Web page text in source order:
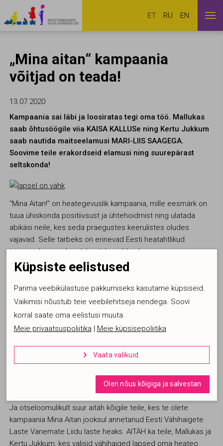
ET RU EN
„Mina aitan“ kampaania
võitjad on teada!
13.07.2020
Kampaania sai läbi ja loosiratas tegi oma töö. Mallukas
saab õhtusöögile viia KAISA KALLUSe ning Kertu Jukkum
saab nautida maitseelamusi MARI-LIIS SAAGEGA.
Soovime teile erakordseid elamusi ning suurepärast
seltskonda!
“Mina Aitan!” on heategevuslik kampaania, mille eesmärk on
tuua ühiskonda positiivsust ja ühtehoidmist ning ulatada
abikäsi neile, kes seda praegustes keerulistes oludes
vajavad. Selle tarbeks on erinevad Eesti heatahtlikud
inimesed pannud endale südamelähedase
heategevusorganisatsiooni toetuseks välja auhinnamängu.
Selleks korraks on kampaania lõppenud ja kampaania
korraldajad soovivad omalt poolt südamest tänada kõiki neid
välja oma auhinnamängu! Eraldi soovivad korraldajad välja
tuua kõiki ettevõtteid, kes panustasid majanduslikult
keerulisel ajal tegevusauhindadega ning tegid kampaania
Ja otseloomulikult suur aitäh kõigile teile, kes te olete
kampaania Mina Aitan jooksul annetanud Eesti Vähihaigete
Laste Vanemate Liidu laste heaks. AITÄH ka teile, Mallukas ja
Kertu Jukkum, kes valisid vähihaiged lapsed oma heateo
Küpsiste eelistused
Parima veebikülastuse pakkumiseks kasutame küpsiseid.
Vaikimisi nõustub teie veebilehitseja nendega. Soovi
korral saate oma eelistusi muuta.
Meie privaatsuspoliitika
Meie küpsisepoliitika
 Vaata valikuid
toimimiseks. Seadusega lubatud kohustuslikud
Sellel veebilehel kasutatavad küpsiseid (või
sarnaseid tehnoloogiaid) on mõeldud selleks, et
pakkuda Sulle personaalsemat kogemust ja
parandada veebilehe toimivust. Täpsema info
saamiseks vaata meie küpsisepoliitikat.
Olen nõus kõigiga ja salvestan